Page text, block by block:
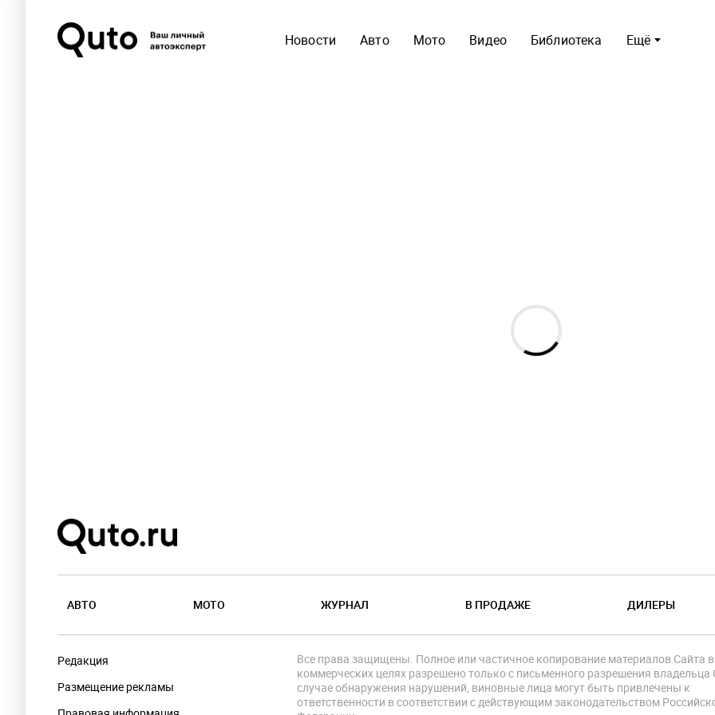
Ещё
Новости Авто Мото Видео Библиотека
АВТО МОТО ЖУРНАЛ В ПРОДАЖЕ ДИЛЕРЫ
Редакция
Размещение рекламы
Все права защищены. Полное или частичное копирование материалов Сайта в
коммерческих целях разрешено только с письменного разрешения владельца
случае обнаружения нарушений, виновные лица могут быть привлечены к
ответственности в соответствии с действующим законодательством